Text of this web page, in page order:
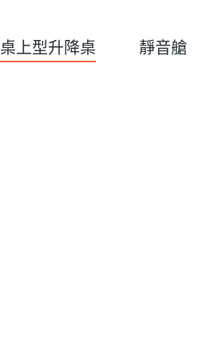
桌上型升降桌 靜音艙